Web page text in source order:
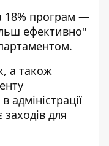
18% програм —
ефективно"
а також
адміністрації
для